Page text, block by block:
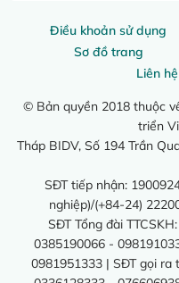
Điều khoản sử dụng
Sơ đồ trang
Liên
© Bản quyền 2018 thuộc
triển
Tháp BIDV, Số 194 Trần
SĐT tiếp nhận:
nghiệp)/(+84-24)
SĐT Tổng đài
0385190066 -
0981951333 | SĐT gọi ra